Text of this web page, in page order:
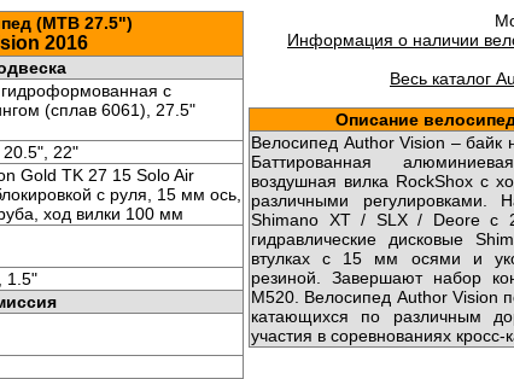
(MTB 27.5")
2016
с
(сплав 6061), 27.5"
22"
Gold TK 27 15 Solo Air
с руля, 15 мм ось,
ход вилки 100 мм
1.5"
Информация о наличии
Весь каталог
Описание
Велосипед Author Vision – байк
Баттированная
воздушная вилка RockShox с
различными регулировками.
Shimano XT / SLX / Deore с
гидравлические дисковые
втулках с 15 мм осями и
резиной. Завершают набор
M520. Велосипед Author Vision
катающихся по различным
участия в соревнованиях кросс-